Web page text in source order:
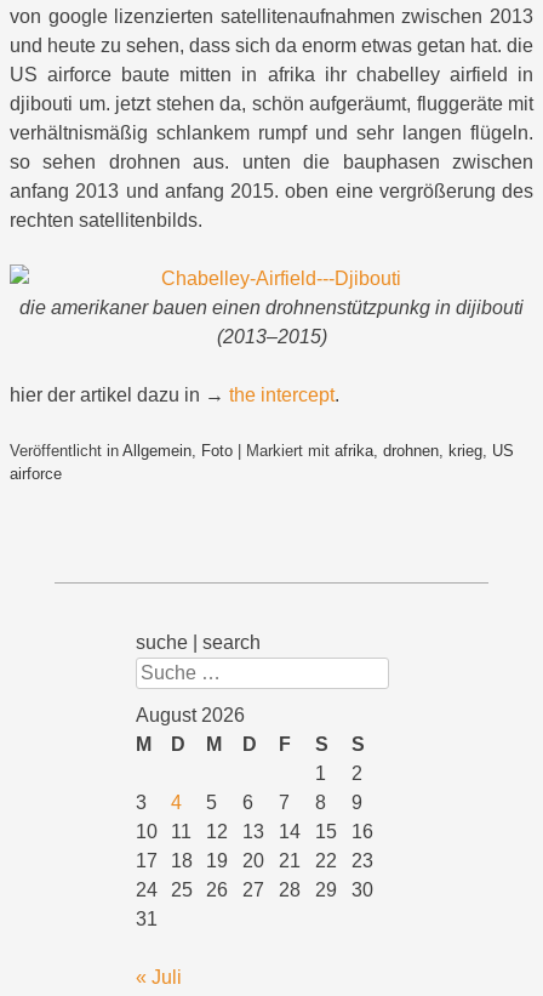
von google lizenzierten satellitenaufnahmen zwischen 2013
und heute zu sehen, dass sich da enorm etwas getan hat. die
US airforce baute mitten in afrika ihr chabelley airfield in
djibouti um. jetzt stehen da, schön aufgeräumt, fluggeräte mit
verhältnismäßig schlankem rumpf und sehr langen flügeln.
so sehen drohnen aus. unten die bauphasen zwischen
anfang 2013 und anfang 2015. oben eine vergrößerung des
rechten satellitenbilds.
die amerikaner bauen einen drohnenstützpunkg in dijibouti
(2013–2015)
hier der artikel dazu in → the intercept.
Veröffentlicht in Allgemein, Foto Markiert mit afrika, drohnen, krieg, US
airforce
suche | search
Suchen
August 2026
M
D M D F S
S
1
2
3
4 5 6 7 8
9
10
11 12 13 14 15
16
17
18 19 20 21 22
23
24
25 26 27 28 29
30
31
« Juli